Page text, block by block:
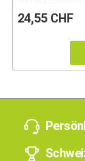
24,55 CHF